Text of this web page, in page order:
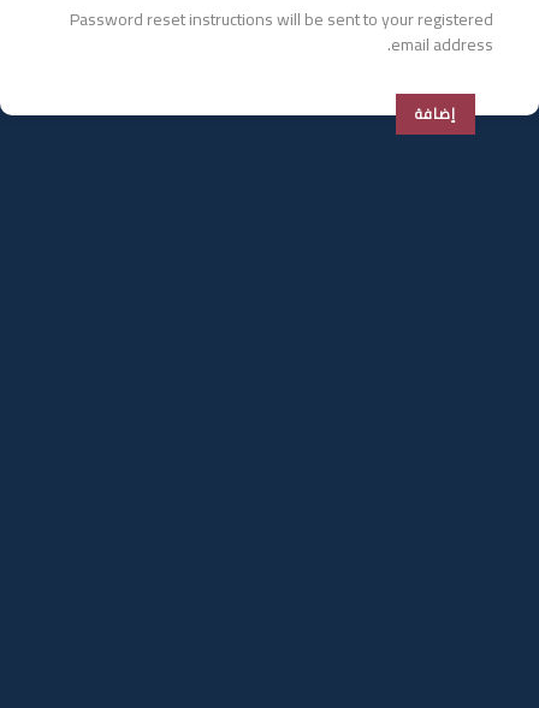
Password reset instructions will be sent to your registered
email address.